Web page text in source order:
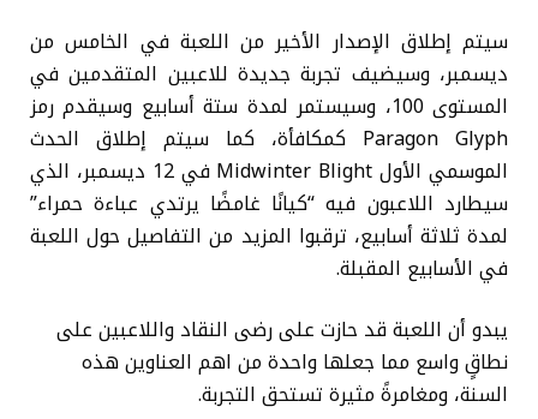
سيتم إطلاق الإصدار الأخير من اللعبة في الخامس من
ديسمبر، وسيضيف تجربة جديدة للاعبين المتقدمين في
المستوى 100، وسيستمر لمدة ستة أسابيع وسيقدم رمز
Paragon Glyph كمكافأة، كما سيتم إطلاق الحدث
الموسمي الأول Midwinter Blight في 12 ديسمبر، الذي
سيطارد اللاعبون فيه “كيانًا غامضًا يرتدي عباءة حمراء”
لمدة ثلاثة أسابيع، ترقبوا المزيد من التفاصيل حول اللعبة
في الأسابيع المقبلة.
يبدو أن اللعبة قد حازت على رضى النقاد واللاعبين على
نطاقٍ واسع مما جعلها واحدة من اهم العناوين هذه
السنة، ومغامرةً مثيرة تستحق التجربة.